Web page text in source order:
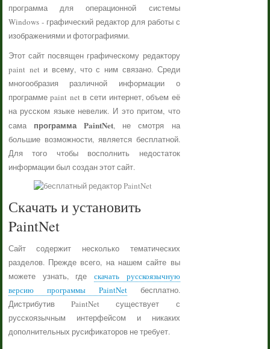
программа для операционной системы
Windows - графический редактор для работы с
изображениями и фотографиями.
Этот сайт посвящен графическому редактору
paint net и всему, что с ним связано. Среди
многообразия различной информации о
программе paint net в сети интернет, объем её
на русском языке невелик. И это притом, что
сама программа PaintNet, не смотря на
большие возможности, является бесплатной.
Для того чтобы восполнить недостаток
информации был создан этот сайт.
Скачать и установить
PaintNet
Сайт содержит несколько тематических
разделов. Прежде всего, на нашем сайте вы
можете узнать, где скачать русскоязычную
версию программы PaintNetбесплатно.
Дистрибутив PaintNet существует с
русскоязычным интерфейсом и никаких
дополнительных русификаторов не требует.